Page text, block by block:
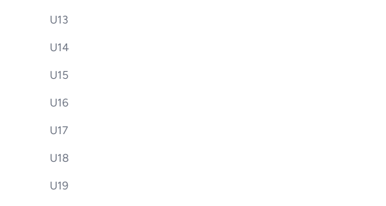
U13
U14
U15
U16
U17
U18
U19